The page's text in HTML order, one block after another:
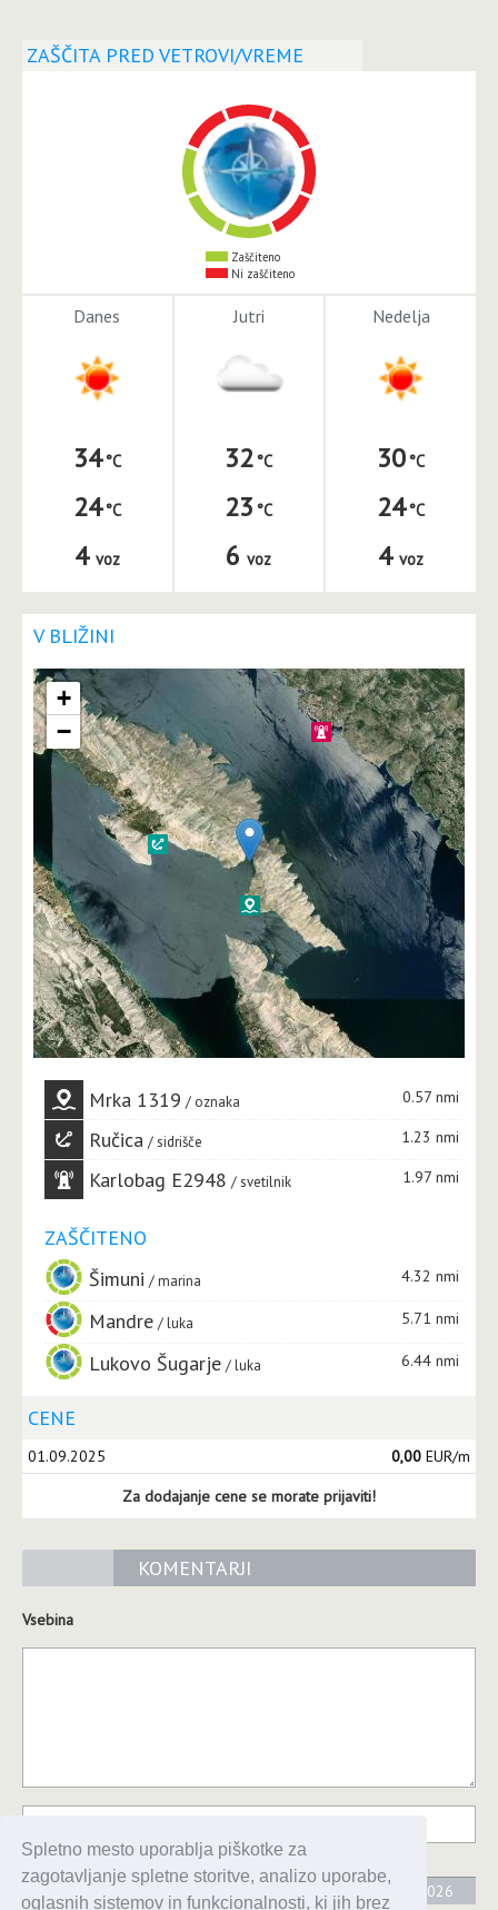
Spletno mesto uporablja piškotke za
zagotavljanje spletne storitve, analizo uporabe,
oglasnih sistemov in funkcionalnosti, ki jih brez
ZAŠČITA PRED VETROVI/VREME
Zaščiteno
Ni zaščiteno
Danes
34
24
4 voz
Jutri
32
23
6 voz
Nedelja
30
24
4 voz
V BLIŽINI
+
−
Mrka 1319 oznaka 0.57 nmi
Ručica sidrišče 1.23 nmi
Karlobag E2948 svetilnik 1.97 nmi
ZAŠČITENO
Šimuni
marina 4.32 nmi
Mandre luka 5.71 nmi
Lukovo Šugarje luka 6.44 nmi
CENE
01.09.2025 0,00 EUR/m
Za dodajanje cene se morate prijaviti!
KOMENTARJI
Vsebina
Thu | 16 Jul | 2026